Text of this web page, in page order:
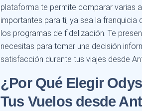
plataforma te permite comparar varias
importantes para ti, ya sea la
los programas de fidelización. Te
necesitas para tomar una decisión
satisfacción durante tus viajes desde
¿Por Qué Elegir
Tus Vuelos desde